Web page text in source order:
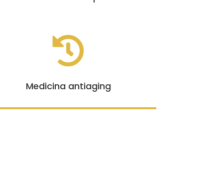

Medicina antiaging